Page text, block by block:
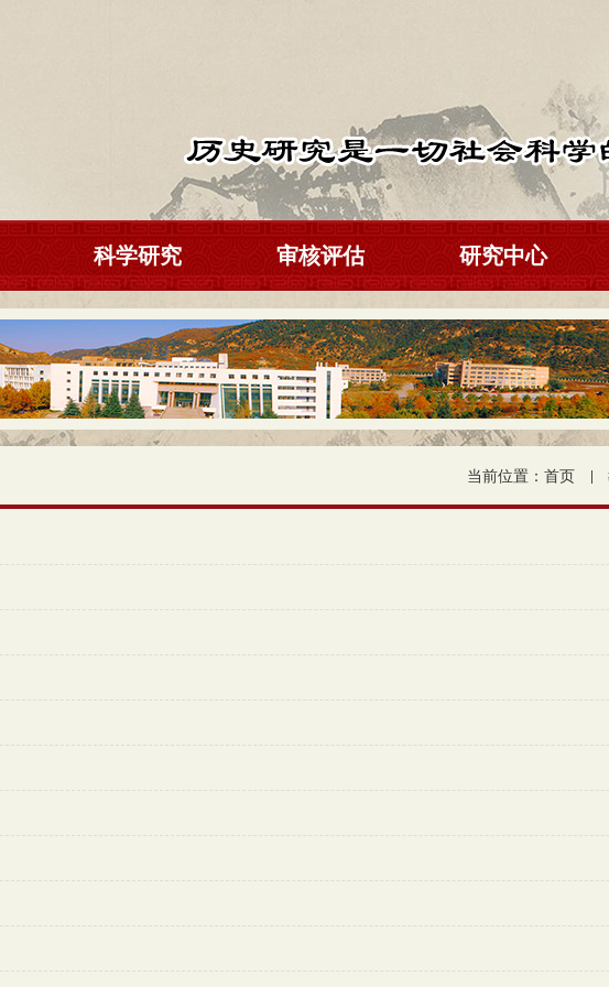
科学研究 审核评估 研究中心
当前位置： 首页